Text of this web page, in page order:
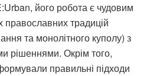
його робота є чудовим
традицій
та монолітного куполу) з
рішеннями. Окрім того,
правильні підходи